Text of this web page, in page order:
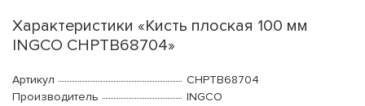
Характеристики «Кисть плоская 100 мм
INGCO CHPTB68704»
Артикул
CHPTB68704
Производитель
INGCO